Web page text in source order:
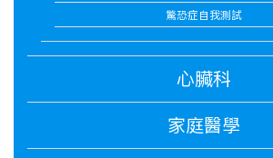
驚恐症自我測試
心臟科
家庭醫學